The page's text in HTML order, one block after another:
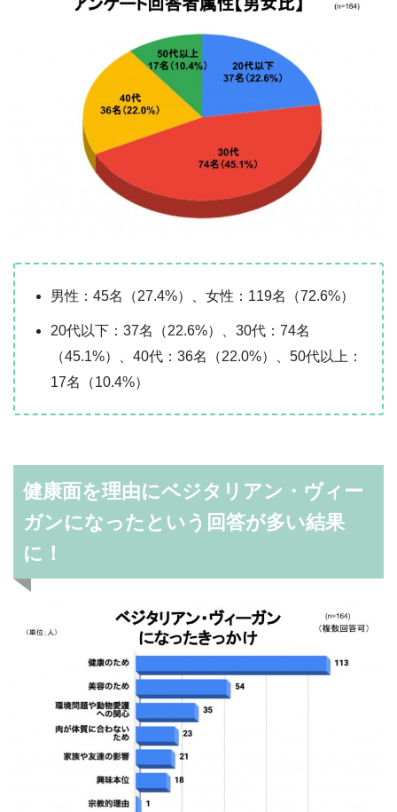
男性：45名（27.4%）、女性：119名（72.6%）
20代以下：37名（22.6%）、30代：74名
（45.1%）、40代：36名（22.0%）、50代以上：
17名（10.4%）
健康面を理由にベジタリアン・ヴィー
ガンになったという回答が多い結果
に！